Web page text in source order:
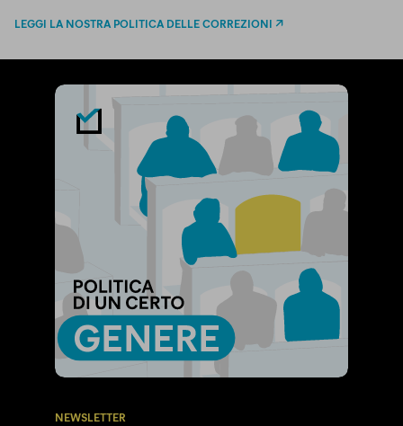
LEGGI LA NOSTRA POLITICA DELLE CORREZIONI
NEWSLETTER